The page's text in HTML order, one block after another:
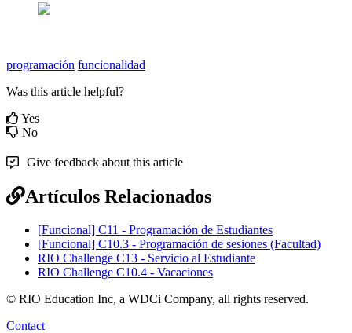
programación funcionalidad
Was this article helpful?
Yes
No
Give feedback about this article
Artículos Relacionados
[Funcional] C11 - Programación de Estudiantes
[Funcional] C10.3 - Programación de sesiones (Facultad)
RIO Challenge C13 - Servicio al Estudiante
RIO Challenge C10.4 - Vacaciones
© RIO Education Inc, a WDCi Company, all rights reserved.
Contact